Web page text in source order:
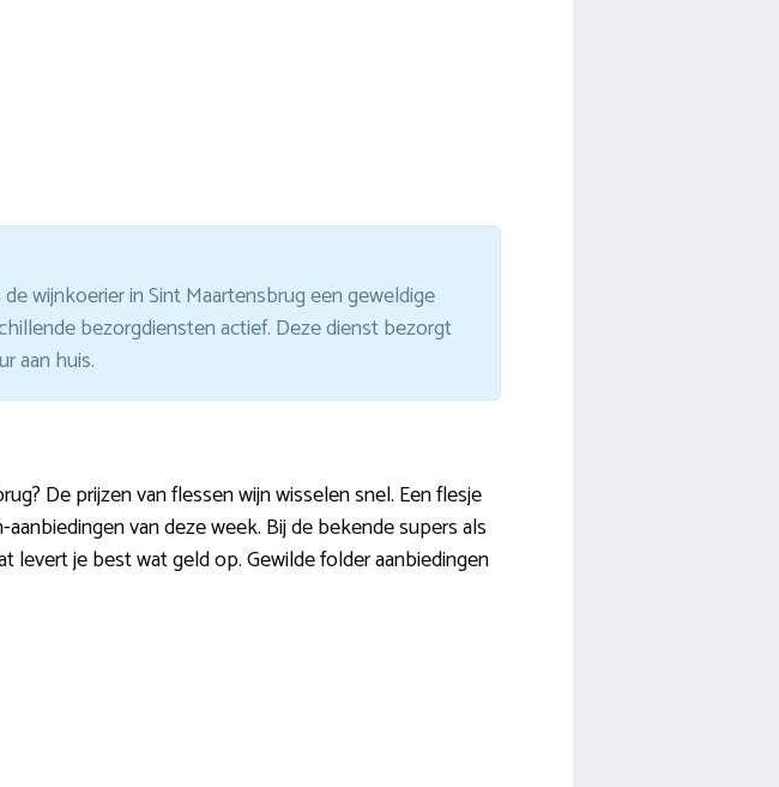
wijnkoerier in Sint Maartensbrug een geweldige
bezorgdiensten actief. Deze dienst bezorgt
aan huis.
De prijzen van flessen wijn wisselen snel. Een flesje
van deze week. Bij de bekende supers als
levert je best wat geld op. Gewilde folder aanbiedingen